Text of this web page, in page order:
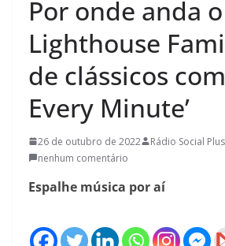
Por onde anda
Lighthouse
de clássicos
Every Minute’
26 de outubro de 2022
Rádio Social
nenhum comentário
Espalhe música por aí